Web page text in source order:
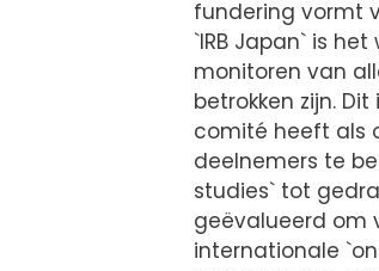
fundering vormt
`IRB Japan` is
monitoren van
betrokken zijn.
comité heeft als
deelnemers te
studies` tot
geëvalueerd om
internationale